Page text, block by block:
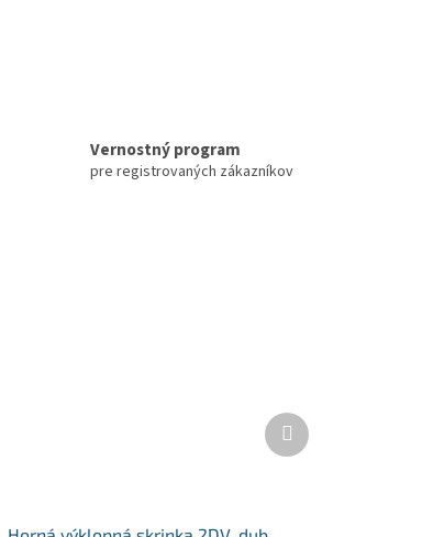
Vernostný program
pre registrovaných zákazníkov
Ďalší
produkt